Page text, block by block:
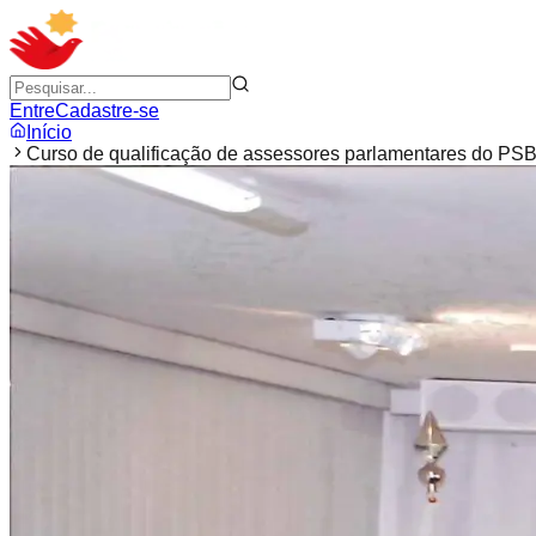
EntreCadastre-se
Início
Curso de qualificação de assessores parlamentares do PSB